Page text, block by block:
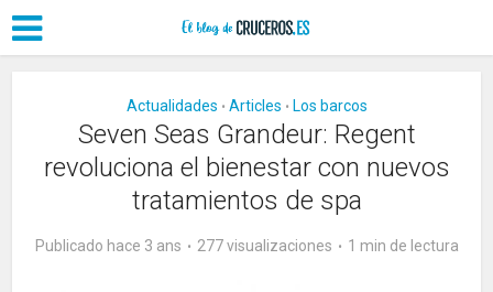
Actualidades • Articles • Los barcos
Seven Seas Grandeur: Regent
revoluciona el bienestar con nuevos
tratamientos de spa
Publicado hace 3 ans 277 visualizaciones 1 min de lectura